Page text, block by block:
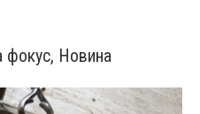
фокус, Новина